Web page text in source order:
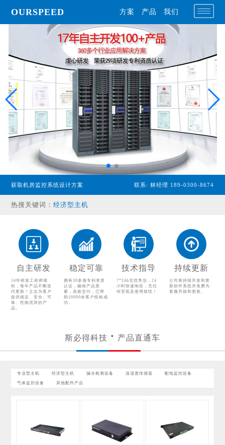
OURSPEED 方案 产品 我们
获取机房监控系统设计方案 联系: 林经理 189-0300-8674
热搜关键词：
专业型主机
配电监控设备
气体监控设备
其他配件产品
自主研发
14年研发工程师领
衔，每年产品不断迭
代更新！立志为客户
提供稳定、安全、可
靠、性能优异的产
品。
稳定可靠
拥有30多项专利资质
认证，确保产品质
量，高效交付，已帮
助10000余客户投标成
功。
技术指导
7*24h无忧售后，24
小时快速响应，无任
何安装及使用烦忧！
持续更新
公司将持续开发和更
新软件系统并免费为
客服升级和更新。
斯必得科技 产品直通车
专业型主机 经济型主机 漏水检测设备 温湿度传感器 配电监控设备
气体监控设备 其他配件产品